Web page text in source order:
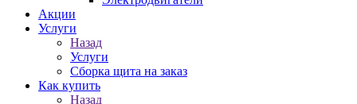
Акции
Услуги
Назад
Услуги
Сборка щита на заказ
Как купить
Назад